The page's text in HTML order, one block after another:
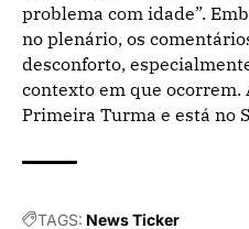
problema com idade”.
no plenário, os
desconforto,
contexto em que ocorrem.
Primeira Turma e está no
TAGS: News Ticker